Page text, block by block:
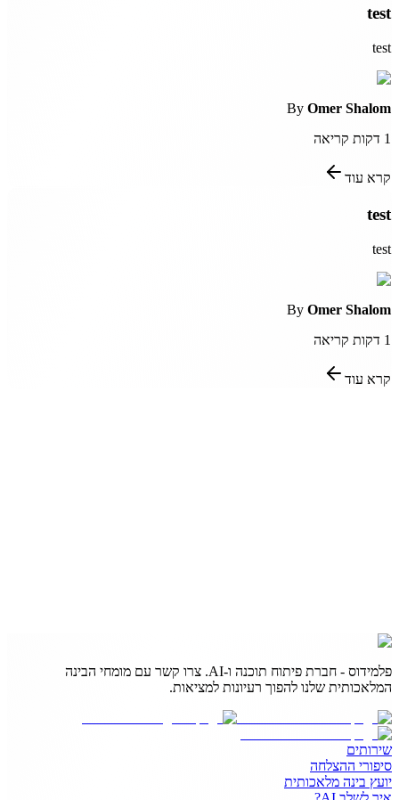
test
test
By Omer Shalom
1 דקות קריאה
קרא עוד
test
test
By Omer Shalom
1 דקות קריאה
קרא עוד
פלמידוס - חברת פיתוח תוכנה ו-AI. צרו קשר עם מומחי הבינה
המלאכותית שלנו להפוך רעיונות למציאות.
שירותים
סיפורי ההצלחה
יועץ בינה מלאכותית